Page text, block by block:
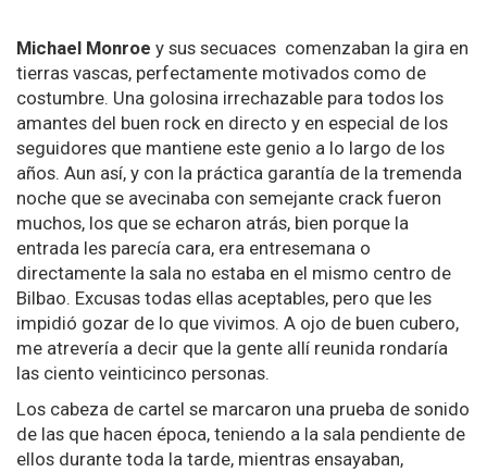
Michael Monroe y sus secuaces comenzaban la gira en
tierras vascas, perfectamente motivados como de
costumbre. Una golosina irrechazable para todos los
amantes del buen rock en directo y en especial de los
seguidores que mantiene este genio a lo largo de los
años. Aun así, y con la práctica garantía de la tremenda
noche que se avecinaba con semejante crack fueron
muchos, los que se echaron atrás, bien porque la
entrada les parecía cara, era entresemana o
directamente la sala no estaba en el mismo centro de
Bilbao. Excusas todas ellas aceptables, pero que les
impidió gozar de lo que vivimos. A ojo de buen cubero,
me atrevería a decir que la gente allí reunida rondaría
las ciento veinticinco personas.
Los cabeza de cartel se marcaron una prueba de sonido
de las que hacen época, teniendo a la sala pendiente de
ellos durante toda la tarde, mientras ensayaban,